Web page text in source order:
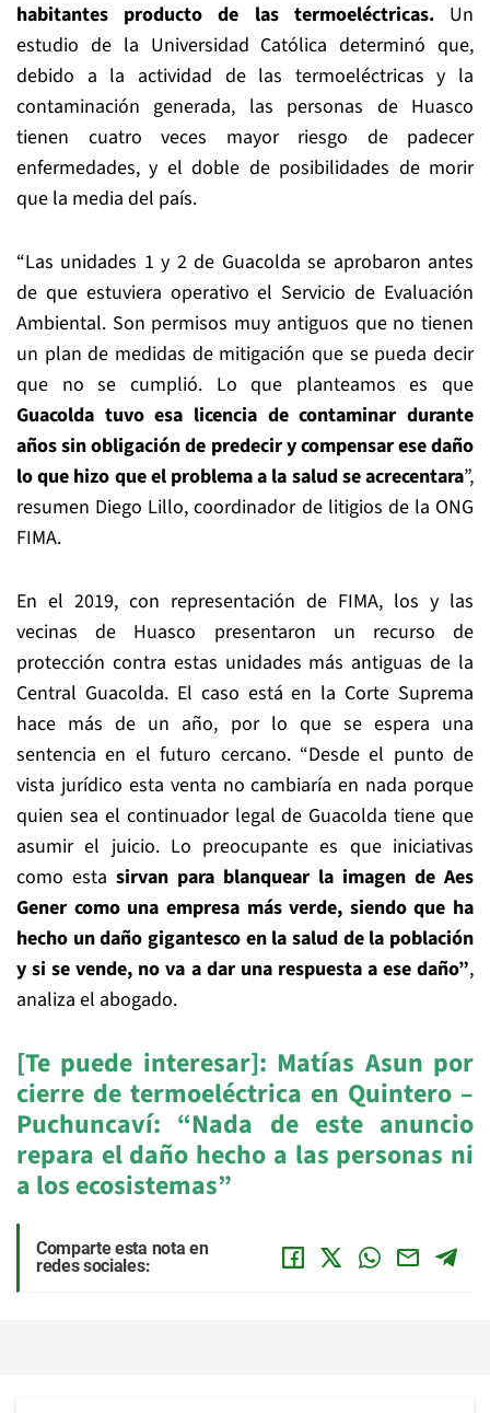
habitantes producto de las termoeléctricas.Un
estudio de la Universidad Católica determinó que,
debido a la actividad de las termoeléctricas y la
contaminación generada, las personas de Huasco
tienen cuatro veces mayor riesgo de padecer
enfermedades, y el doble de posibilidades de morir
que la media del país.
“Las unidades 1 y 2 de Guacolda se aprobaron antes
de que estuviera operativo el Servicio de Evaluación
Ambiental. Son permisos muy antiguos que no tienen
un plan de medidas de mitigación que se pueda decir
que no se cumplió. Lo que planteamos es que
Guacolda tuvo esa licencia de contaminar durante
años sin obligación de predecir y compensar ese daño
lo que hizo que el problema a la salud se acrecentara”,
resumen Diego Lillo, coordinador de litigios de la ONG
FIMA.
En el 2019, con representación de FIMA, los y las
vecinas de Huasco presentaron un recurso de
protección contra estas unidades más antiguas de la
Central Guacolda. El caso está en la Corte Suprema
hace más de un año, por lo que se espera una
sentencia en el futuro cercano. “Desde el punto de
vista jurídico esta venta no cambiaría en nada porque
quien sea el continuador legal de Guacolda tiene que
asumir el juicio. Lo preocupante es que iniciativas
como esta sirvan para blanquear la imagen de Aes
Gener como una empresa más verde, siendo que ha
hecho un daño gigantesco en la salud de la población
y si se vende, no va a dar una respuesta a ese daño”,
analiza el abogado.
[Te puede interesar]: Matías Asun por
cierre de termoeléctrica en Quintero –
Puchuncaví: “Nada de este anuncio
repara el daño hecho a las personas ni
a los ecosistemas”
Comparte esta nota en
redes sociales: